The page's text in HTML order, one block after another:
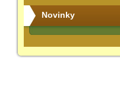
Novinky